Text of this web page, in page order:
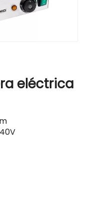
eléctrica